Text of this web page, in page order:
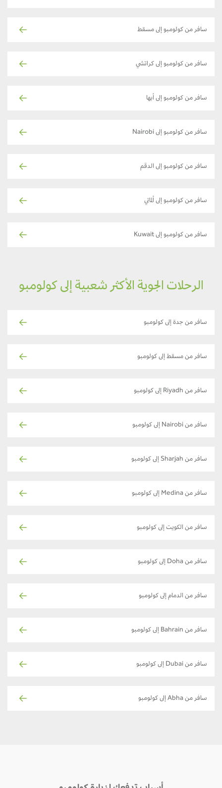
سافر من كولومبو إلى مسقط
سافر من كولومبو إلى كراتشي
سافر من كولومبو إلى أبها
سافر من كولومبو إلى Nairobi
سافر من كولومبو إلى الدقم
سافر من كولومبو إلى ألماتي
سافر من كولومبو إلى Kuwait
الرحلات الجوية الأكثر شعبية إلى كولومبو
سافر من جدة إلى كولومبو
سافر من مسقط إلى كولومبو
سافر من Riyadh إلى كولومبو
سافر من Nairobi إلى كولومبو
سافر من Sharjah إلى كولومبو
سافر من Medina إلى كولومبو
سافر من الكويت إلى كولومبو
سافر من Doha إلى كولومبو
سافر من الدمام إلى كولومبو
سافر من Bahrain إلى كولومبو
سافر من Dubai إلى كولومبو
سافر من Abha إلى كولومبو